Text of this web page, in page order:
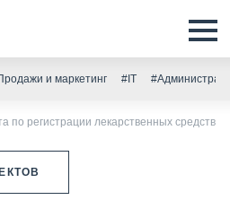
и маркетинг #IT
по регистрации лекарственных средств